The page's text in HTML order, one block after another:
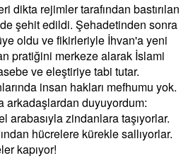
dikta rejimler tarafından bastırılan
şehit edildi. Şehadetinden sonra
oldu ve fikirleriyle İhvan'a yeni
pratiğini merkeze alarak İslami
ve eleştiriye tabi tutar.
insan hakları mefhumu yok.
arkadaşlardan duyuyordum:
arabasıyla zindanlara taşıyorlar.
hücrelere kürekle sallıyorlar.
kapıyor!